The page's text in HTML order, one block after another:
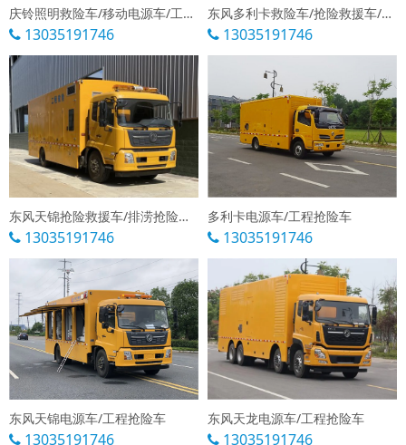
庆铃照明救险车/移动电源车/工程检修车
13035191746
东风多利卡救险车/抢险救援车/排涝抢险车
13035191746
东风天锦抢险救援车/排涝抢险车/工程抢险车
13035191746
多利卡电源车/工程抢险车
13035191746
东风天锦电源车/工程抢险车
13035191746
东风天龙电源车/工程抢险车
13035191746